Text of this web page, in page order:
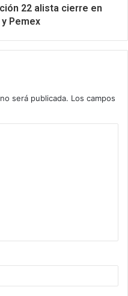
22 alista cierre en
Pemex
será publicada. Los campos